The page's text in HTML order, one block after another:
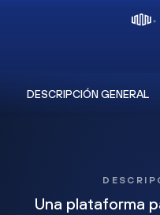
Una plataforma